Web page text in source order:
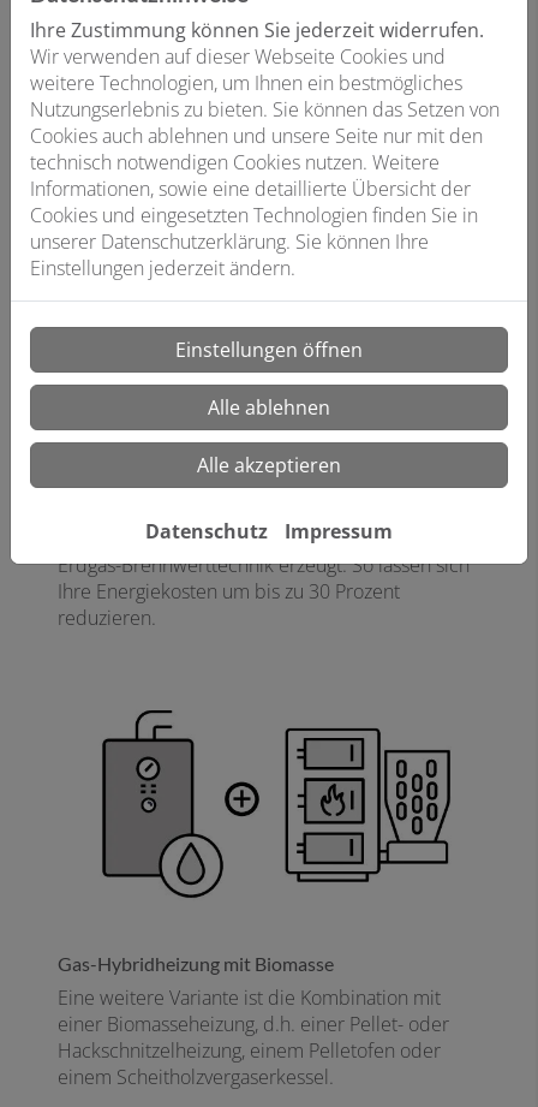
Immobilien mit Fußbodenheizung kann die
Solarthermie auch die Heizung unterstützen.
Gas-Hybridheizung mit Wärmepumpe​
In Kombination mit einer Wärmepumpe werden
bis zu 80 Prozent der Wärme aus der Umwelt
gewonnen. Das kann sowohl eine
Erdwärmepumpe sein. Der Restbedarf wird über
Erdgas-Brennwerttechnik erzeugt. So lassen sich
Ihre Energiekosten um bis zu 30 Prozent
reduzieren.
Gas-Hybridheizung mit Biomasse ​
Eine weitere Variante ist die Kombination mit
einer Biomasseheizung, d.h. einer Pellet- oder
Hackschnitzelheizung, einem Pelletofen oder
einem Scheitholzvergaserkessel.
Ihre Zustimmung können Sie jederzeit widerrufen.
Wir verwenden auf dieser Webseite Cookies und
weitere Technologien, um Ihnen ein bestmögliches
Nutzungserlebnis zu bieten. Sie können das Setzen von
Cookies auch ablehnen und unsere Seite nur mit den
technisch notwendigen Cookies nutzen. Weitere
Informationen, sowie eine detaillierte Übersicht der
Cookies und eingesetzten Technologien finden Sie in
unserer Datenschutzerklärung. Sie können Ihre
Einstellungen jederzeit ändern.
Einstellungen öffnen
Alle ablehnen
Alle akzeptieren
Datenschutz Impressum